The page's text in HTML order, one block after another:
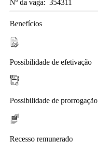
Nº da vaga: 354311
Benefícios
Possibilidade de efetivação
Possibilidade de prorrogação
Recesso remunerado